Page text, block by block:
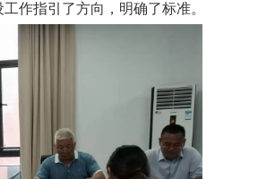
作指引了方向，明确了标准。